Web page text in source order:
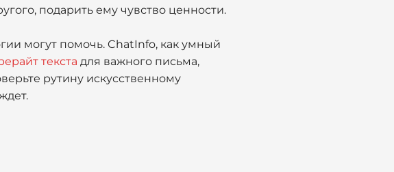
подарить ему чувство ценности.
могут помочь. ChatInfo, как умный
текста для важного письма,
рутину искусственному